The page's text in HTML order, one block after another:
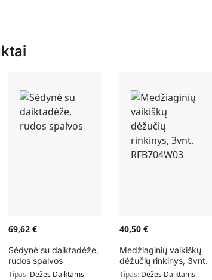
69,62 €
Sėdynė su daiktadėže,
rudos spalvos
Tipas: Dėžės Daiktams
40,50 €
Medžiaginių vaikiškų
dėžučių rinkinys, 3vnt.
RFB704W03
Tipas: Dėžės Daiktams